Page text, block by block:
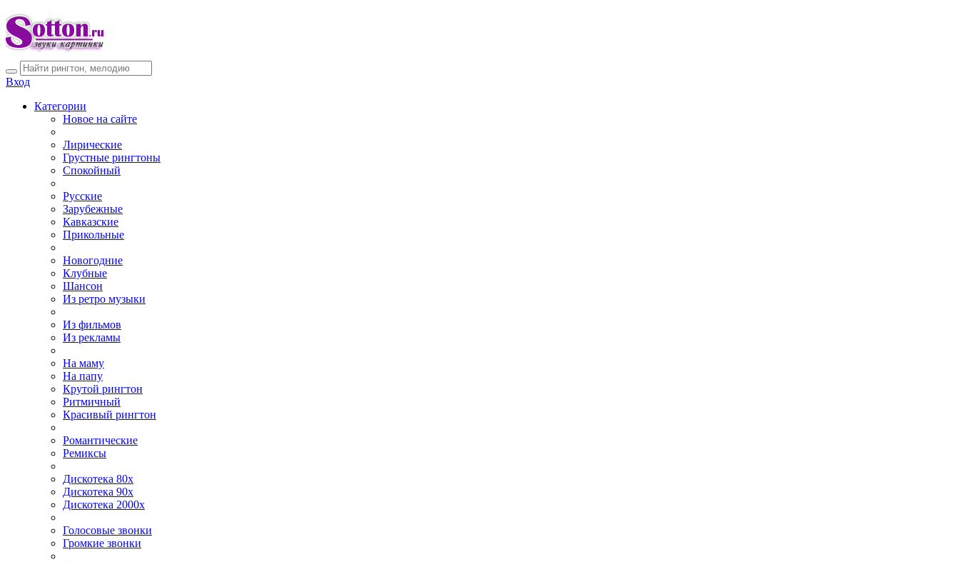
Вход
Категории
Новое на сайте
Лирические
Грустные рингтоны
Спокойный
Русские
Зарубежные
Кавказские
Прикольные
Новогодние
Клубные
Шансон
Из ретро музыки
Из фильмов
Из рекламы
На маму
На папу
Крутой рингтон
Ритмичный
Красивый рингтон
Романтические
Ремиксы
Дискотека 80х
Дискотека 90х
Дискотека 2000х
Голосовые звонки
Громкие звонки